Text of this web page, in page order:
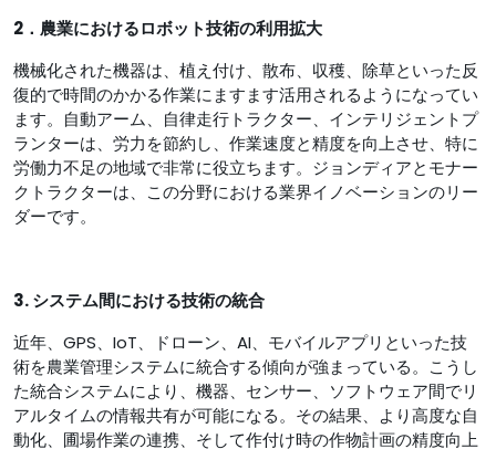
2．農業におけるロボット技術の利用拡大
機械化された機器は、植え付け、散布、収穫、除草といった反
復的で時間のかかる作業にますます活用されるようになってい
ます。自動アーム、自律走行トラクター、インテリジェントプ
ランターは、労力を節約し、作業速度と精度を向上させ、特に
労働力不足の地域で非常に役立ちます。ジョンディアとモナー
クトラクターは、この分野における業界イノベーションのリー
ダーです。
3. システム間における技術の統合
近年、GPS、IoT、ドローン、AI、モバイルアプリといった技
術を農業管理システムに統合する傾向が強まっている。こうし
た統合システムにより、機器、センサー、ソフトウェア間でリ
アルタイムの情報共有が可能になる。その結果、より高度な自
動化、圃場作業の連携、そして作付け時の作物計画の精度向上